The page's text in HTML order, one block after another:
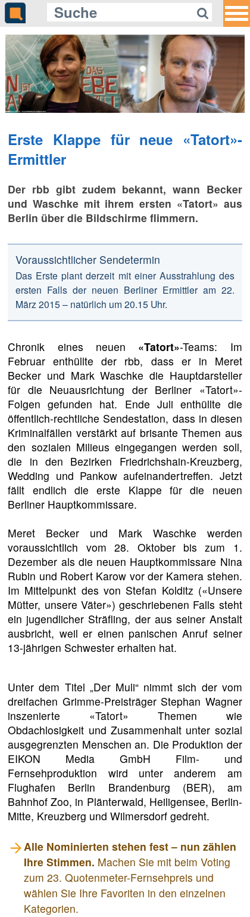
Erste Klappe für neue «Tatort»-
Ermittler
Der rbb gibt zudem bekannt, wann Becker
und Waschke mit ihrem ersten «Tatort» aus
Berlin über die Bildschirme flimmern.
Voraussichtlicher Sendetermin
Das Erste plant derzeit mit einer Ausstrahlung des
ersten Falls der neuen Berliner Ermittler am 22.
März 2015 – natürlich um 20.15 Uhr.
Chronik eines neuen «Tatort»-Teams: Im
Februar enthüllte der rbb, dass er in Meret
Becker und Mark Waschke die Hauptdarsteller
für die Neuausrichtung der Berliner «Tatort»-
Folgen gefunden hat. Ende Juli enthüllte die
öffentlich-rechtliche Sendestation, dass in diesen
Kriminalfällen verstärkt auf brisante Themen aus
den sozialen Milieus eingegangen werden soll,
die in den Bezirken Friedrichshain-Kreuzberg,
Wedding und Pankow aufeinandertreffen. Jetzt
fällt endlich die erste Klappe für die neuen
Berliner Hauptkommissare.
Meret Becker und Mark Waschke werden
voraussichtlich vom 28. Oktober bis zum 1.
Dezember als die neuen Hauptkommissare Nina
Rubin und Robert Karow vor der Kamera stehen.
Im Mittelpunkt des von Stefan Kolditz («Unsere
Mütter, unsere Väter») geschriebenen Falls steht
ein jugendlicher Sträfling, der aus seiner Anstalt
ausbricht, weil er einen panischen Anruf seiner
13-jährigen Schwester erhalten hat.
Unter dem Titel „Der Muli“ nimmt sich der vom
dreifachen Grimme-Preisträger Stephan Wagner
inszenierte «Tatort» Themen wie
Obdachlosigkeit und Zusammenhalt unter sozial
ausgegrenzten Menschen an. Die Produktion der
EIKON Media GmbH Film- und
Fernsehproduktion wird unter anderem am
Flughafen Berlin Brandenburg (BER), am
Bahnhof Zoo, in Plänterwald, Heiligensee, Berlin-
Mitte, Kreuzberg und Wilmersdorf gedreht.
Alle Nominierten stehen fest – nun zählen
Ihre Stimmen. Machen Sie mit beim Voting
zum 23. Quotenmeter-Fernsehpreis und
wählen Sie Ihre Favoriten in den einzelnen
Kategorien.